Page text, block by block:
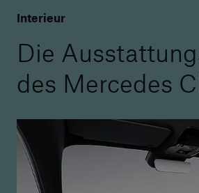
Interieur
Die
des Mercedes